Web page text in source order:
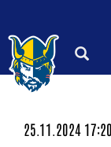
25.11.2024 17:20